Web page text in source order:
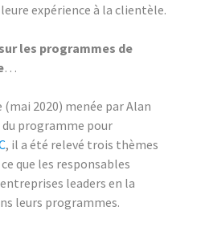
expérience à la clientèle.
les programmes de
…
2020) menée par Alan
programme pour
, il a été relevé trois thèmes
que les responsables
leaders en la
leurs programmes.